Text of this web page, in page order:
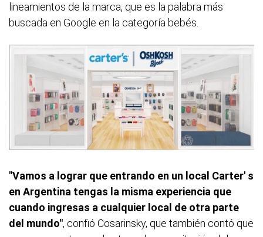
lineamientos de la marca, que es la palabra más
buscada en Google en la categoría bebés.
"Vamos a lograr que entrando en un local Carter' s
en Argentina tengas la misma experiencia que
cuando ingresas a cualquier local de otra parte
del mundo", confió Cosarinsky, que también contó que